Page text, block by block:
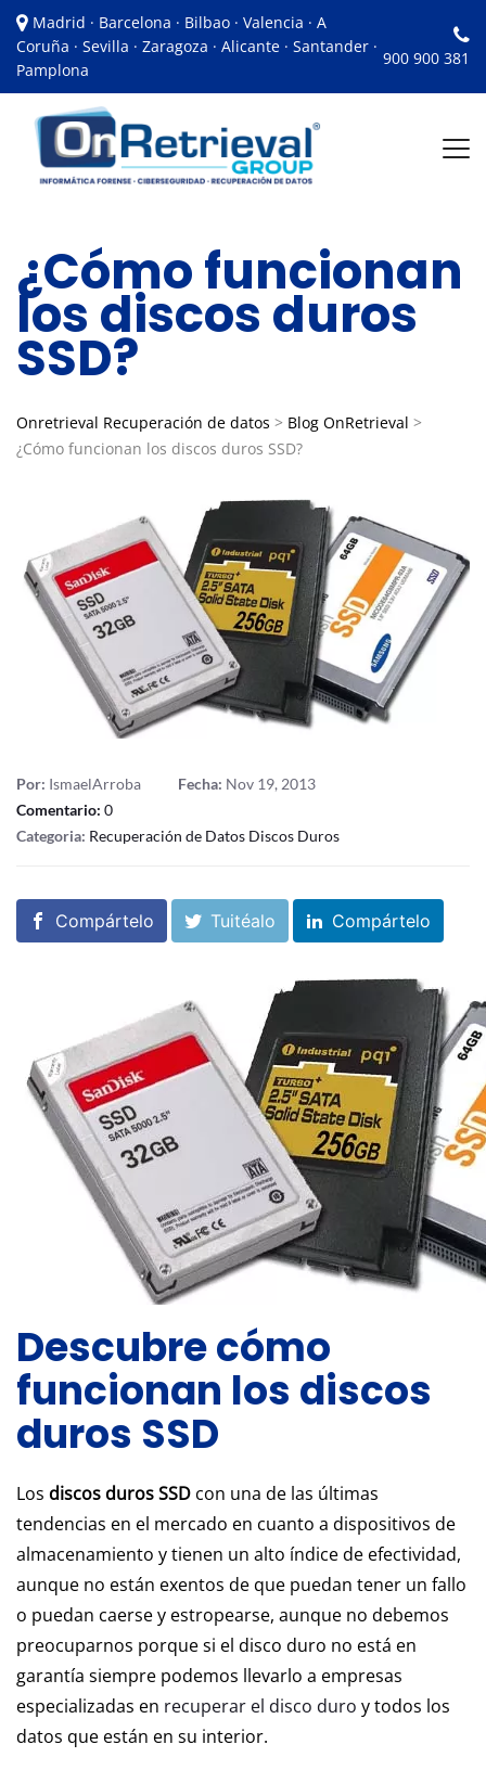
Madrid · Barcelona · Bilbao · Valencia · A
Coruña · Sevilla · Zaragoza · Alicante · Santander ·
Pamplona
900 900 381
¿Cómo funcionan
los discos duros
SSD?
Onretrieval Recuperación de datos > Blog OnRetrieval >
¿Cómo funcionan los discos duros SSD?
Por: IsmaelArroba Fecha: Nov 19, 2013
Comentario: 0
Categoria: Recuperación de Datos Discos Duros
Compártelo Tuitéalo Compártelo
Descubre cómo
funcionan los discos
duros SSD
Los discos duros SSD con una de las últimas
tendencias en el mercado en cuanto a dispositivos de
almacenamiento y tienen un alto índice de efectividad,
aunque no están exentos de que puedan tener un fallo
o puedan caerse y estropearse, aunque no debemos
preocuparnos porque si el disco duro no está en
garantía siempre podemos llevarlo a empresas
especializadas en recuperar el disco duro y todos los
datos que están en su interior.